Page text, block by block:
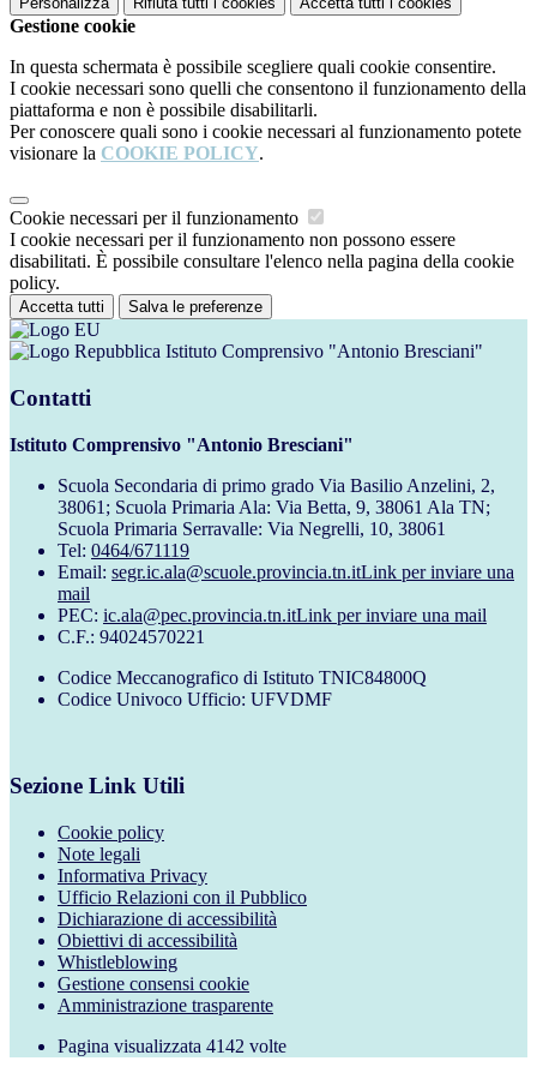
Gestione cookie
In questa schermata è possibile scegliere quali cookie consentire.
I cookie necessari sono quelli che consentono il funzionamento della
piattaforma e non è possibile disabilitarli.
Per conoscere quali sono i cookie necessari al funzionamento potete
visionare la COOKIE POLICY.
Cookie necessari per il funzionamento
I cookie necessari per il funzionamento non possono essere
disabilitati. È possibile consultare l'elenco nella pagina della cookie
policy.
Accetta tutti Salva le preferenze
Istituto Comprensivo "Antonio Bresciani"
Contatti
Istituto Comprensivo "Antonio Bresciani"
Scuola Secondaria di primo grado Via Basilio Anzelini, 2,
38061; Scuola Primaria Ala: Via Betta, 9, 38061 Ala TN;
Scuola Primaria Serravalle: Via Negrelli, 10, 38061
Tel: 0464/671119
Email: segr.ic.ala@scuole.provincia.tn.itLink per inviare una
mail
PEC: ic.ala@pec.provincia.tn.itLink per inviare una mail
C.F.: 94024570221
Codice Meccanografico di Istituto TNIC84800Q
Codice Univoco Ufficio: UFVDMF
Sezione Link Utili
Cookie policy
Note legali
Informativa Privacy
Ufficio Relazioni con il Pubblico
Dichiarazione di accessibilità
Obiettivi di accessibilità
Whistleblowing
Gestione consensi cookie
Amministrazione trasparente
Pagina visualizzata 4142 volte